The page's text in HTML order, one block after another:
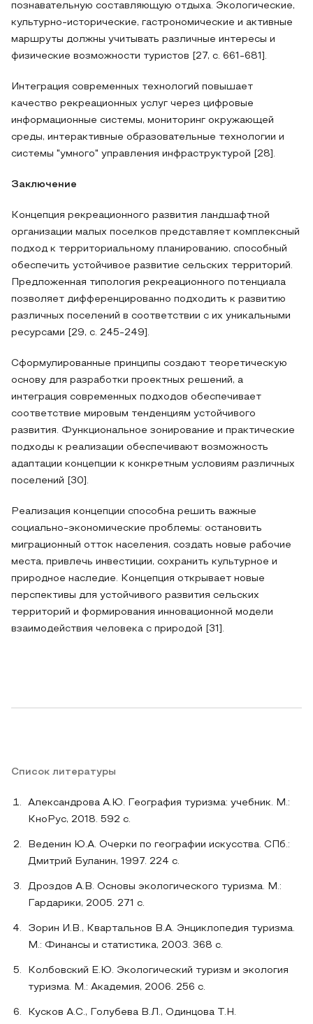
познавательную составляющую отдыха. Экологические,
культурно-исторические, гастрономические и активные
маршруты должны учитывать различные интересы и
физические возможности туристов [27, с. 661-681].
Интеграция современных технологий повышает
качество рекреационных услуг через цифровые
информационные системы, мониторинг окружающей
среды, интерактивные образовательные технологии и
системы "умного" управления инфраструктурой [28].
Заключение
Концепция рекреационного развития ландшафтной
организации малых поселков представляет комплексный
подход к территориальному планированию, способный
обеспечить устойчивое развитие сельских территорий.
Предложенная типология рекреационного потенциала
позволяет дифференцированно подходить к развитию
различных поселений в соответствии с их уникальными
ресурсами [29, с. 245-249].
Сформулированные принципы создают теоретическую
основу для разработки проектных решений, а
интеграция современных подходов обеспечивает
соответствие мировым тенденциям устойчивого
развития. Функциональное зонирование и практические
подходы к реализации обеспечивают возможность
адаптации концепции к конкретным условиям различных
поселений [30].
Реализация концепции способна решить важные
социально-экономические проблемы: остановить
миграционный отток населения, создать новые рабочие
места, привлечь инвестиции, сохранить культурное и
природное наследие. Концепция открывает новые
перспективы для устойчивого развития сельских
территорий и формирования инновационной модели
взаимодействия человека с природой [31].
Список литературы
Александрова А.Ю. География туризма: учебник. М.:
КноРус, 2018. 592 с.
Веденин Ю.А. Очерки по географии искусства. СПб.:
Дмитрий Буланин, 1997. 224 с.
Дроздов А.В. Основы экологического туризма. М.:
Гардарики, 2005. 271 с.
Зорин И.В., Квартальнов В.А. Энциклопедия туризма.
М.: Финансы и статистика, 2003. 368 с.
Колбовский Е.Ю. Экологический туризм и экология
туризма. М.: Академия, 2006. 256 с.
Кусков А.С., Голубева В.Л., Одинцова Т.Н.